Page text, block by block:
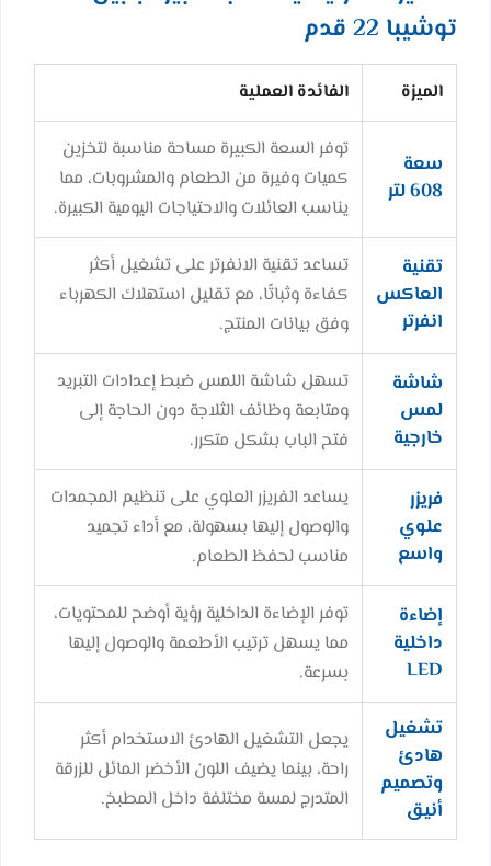
توشيبا 22 قدم
الميزة الفائدة العملية
سعة
608 لتر
توفر السعة الكبيرة مساحة مناسبة لتخزين
كميات وفيرة من الطعام والمشروبات، مما
يناسب العائلات والاحتياجات اليومية الكبيرة.
تقنية
العاكس
انفرتر
تساعد تقنية الانفرتر على تشغيل أكثر
كفاءة وثباتًا، مع تقليل استهلاك الكهرباء
وفق بيانات المنتج.
شاشة
لمس
خارجية
تسهل شاشة اللمس ضبط إعدادات التبريد
ومتابعة وظائف الثلاجة دون الحاجة إلى
فتح الباب بشكل متكرر.
فريزر
علوي
واسع
يساعد الفريزر العلوي على تنظيم المجمدات
والوصول إليها بسهولة، مع أداء تجميد
مناسب لحفظ الطعام.
إضاءة
داخلية
LED
توفر الإضاءة الداخلية رؤية أوضح للمحتويات،
مما يسهل ترتيب الأطعمة والوصول إليها
بسرعة.
تشغيل
هادئ
وتصميم
أنيق
يجعل التشغيل الهادئ الاستخدام أكثر
راحة، بينما يضيف اللون الأخضر المائل للزرقة
المتدرج لمسة مختلفة داخل المطبخ.